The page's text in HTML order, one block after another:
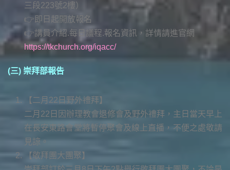
三段223號2樓）
👉即日起開放報名
👉講員介紹.每日議程.報名資訊，詳情請進官網
https://tkchurch.org/iqacc/
(三) 崇拜部報告
【二月22日野外禮拜】
二月22日因辦理教會退修會及野外禮拜，主日當天早上
在長安東路會堂將暫停聚會及線上直播，不便之處敬請
見諒。
【敬拜團大團聚】